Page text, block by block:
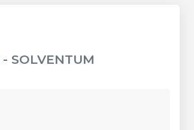
- SOLVENTUM